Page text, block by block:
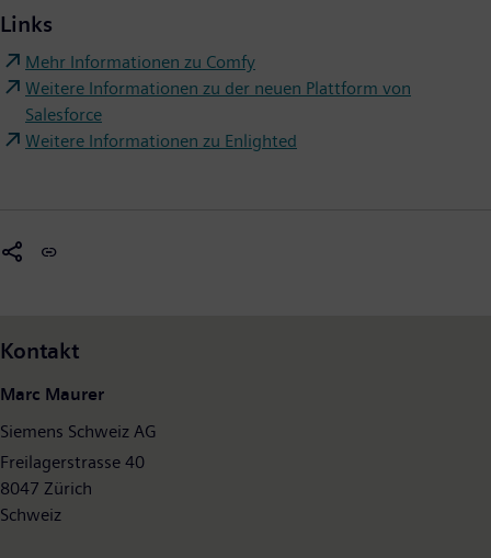
Links
Mehr Informationen zu Comfy
Weitere Informationen zu der neuen Plattform von
Salesforce
Weitere Informationen zu Enlighted
Kontakt
Marc Maurer
Siemens Schweiz AG
Freilagerstrasse 40
8047 Zürich
Schweiz